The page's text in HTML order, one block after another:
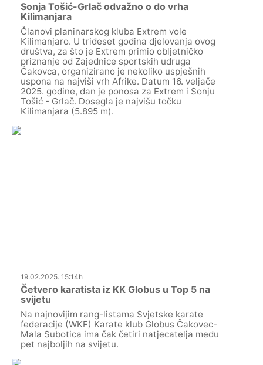
Sonja Tošić-Grlač odvažno o do vrha
Kilimanjara
Članovi planinarskog kluba Extrem vole
Kilimanjaro. U trideset godina djelovanja ovog
društva, za što je Extrem primio obljetničko
priznanje od Zajednice sportskih udruga
Čakovca, organizirano je nekoliko uspješnih
uspona na najviši vrh Afrike. Datum 16. veljače
2025. godine, dan je ponosa za Extrem i Sonju
Tošić - Grlač. Dosegla je najvišu točku
Kilimanjara (5.895 m).
19.02.2025. 15:14h
Četvero karatista iz KK Globus u Top 5 na
svijetu
Na najnovijim rang-listama Svjetske karate
federacije (WKF) Karate klub Globus Čakovec-
Mala Subotica ima čak četiri natjecatelja među
pet najboljih na svijetu.